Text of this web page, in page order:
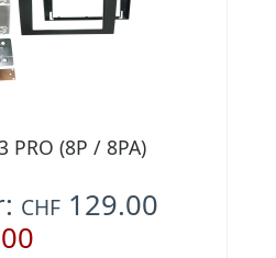
PRO (8P / 8PA)
CHF 129.00